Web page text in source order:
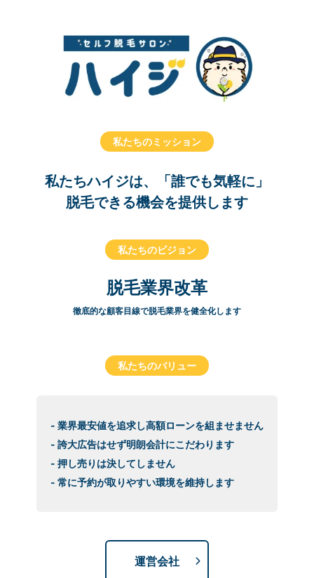
私たちのミッション
私たちハイジは、「誰でも気軽に」
脱毛できる機会を提供します
私たちのビジョン
脱毛業界改革
徹底的な顧客目線で脱毛業界を健全化します
私たちのバリュー
- 業界最安値を追求し高額ローンを組ませません
- 誇大広告はせず明朗会計にこだわります
- 押し売りは決してしません
- 常に予約が取りやすい環境を維持します
運営会社